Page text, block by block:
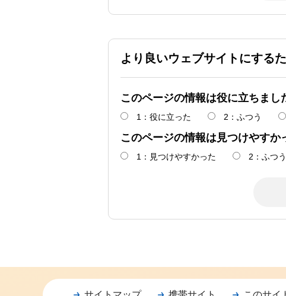
より良いウェブサイトにする
このページの情報は役に立ちまし
1：役に立った 2：ふつう
このページの情報は見つけやすか
1：見つけやすかった 2：ふつう